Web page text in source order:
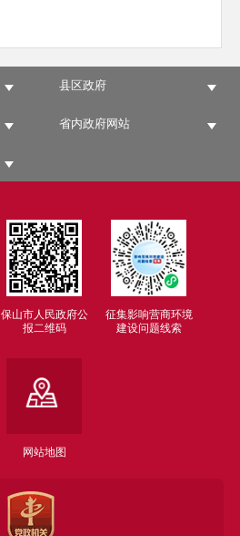
县区政府
省内政府网站
保山市人民政府公
报二维码
征集影响营商环境
建设问题线索
网站地图